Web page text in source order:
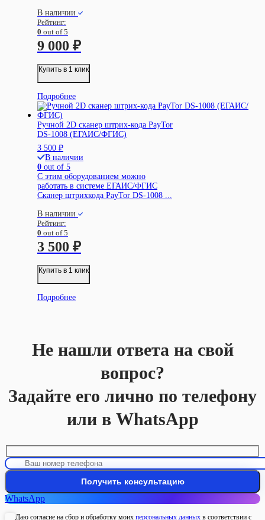
В наличии
Рейтинг:
0 out of 5
9 000 ₽
Купить в 1 клик
Подробнее
Ручной 2D сканер штрих-кода PayTor
DS-1008 (ЕГАИС/ФГИС)
3 500 ₽
В наличии
0 out of 5
С этим оборудованием можно
работать в системе ЕГАИС/ФГИС
Сканер штрихкода PayTor DS-1008 ...
В наличии
Рейтинг:
0 out of 5
3 500 ₽
Купить в 1 клик
Подробнее
Не нашли ответа на свой
вопрос?
Задайте его лично по телефону
или в WhatsApp
WhatsApp
Даю согласие на сбор и обработку моих персональных данных в соответствии с